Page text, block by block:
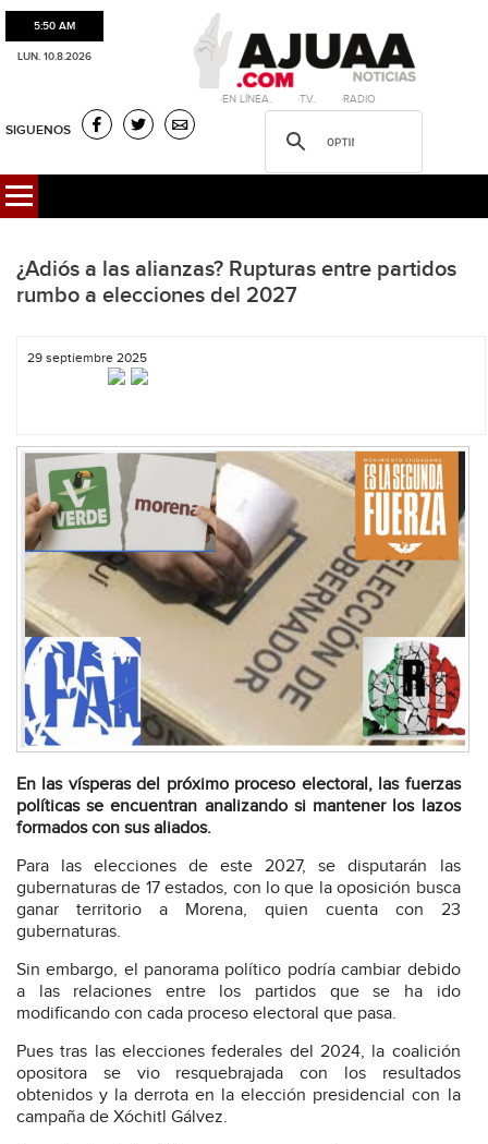
5:50 AM
LUN. 10.8.2026
·EN LÍNEA. ·T.V. ·RADIO
SIGUENOS
¿Adiós a las alianzas? Rupturas entre partidos
rumbo a elecciones del 2027
29 septiembre 2025
En las vísperas del próximo proceso electoral, las fuerzas
políticas se encuentran analizando si mantener los lazos
formados con sus aliados.
Para las elecciones de este 2027, se disputarán las
gubernaturas de 17 estados, con lo que la oposición busca
ganar territorio a Morena, quien cuenta con 23
gubernaturas.
Sin embargo, el panorama político podría cambiar debido
a las relaciones entre los partidos que se ha ido
modificando con cada proceso electoral que pasa.
Pues tras las elecciones federales del 2024, la coalición
opositora se vio resquebrajada con los resultados
obtenidos y la derrota en la elección presidencial con la
campaña de Xóchitl Gálvez.